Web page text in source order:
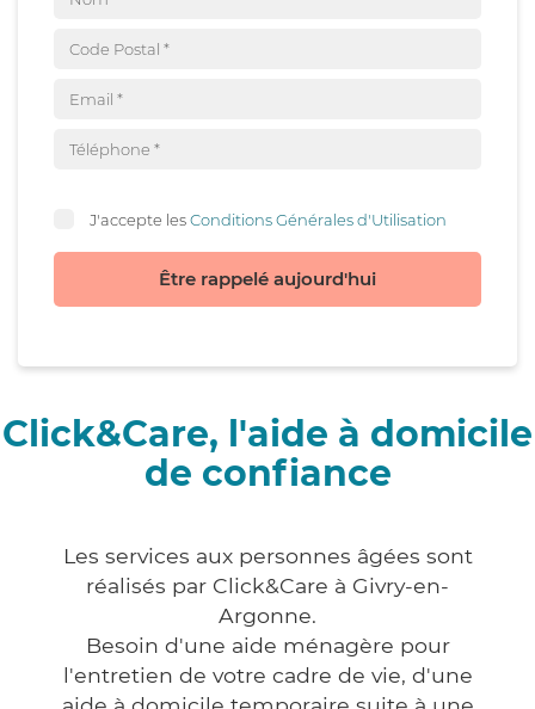
J'accepte lesConditions Générales d'Utilisation
Être rappelé aujourd'hui
Click&Care, l'aide à domicile
de confiance
Les services aux personnes âgées sont
réalisés par Click&Care à Givry-en-
Argonne.
Besoin d'une aide ménagère pour
l'entretien de votre cadre de vie, d'une